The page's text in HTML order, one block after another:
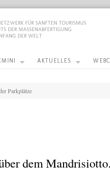
AKTUELLES
Parkplätze
dem